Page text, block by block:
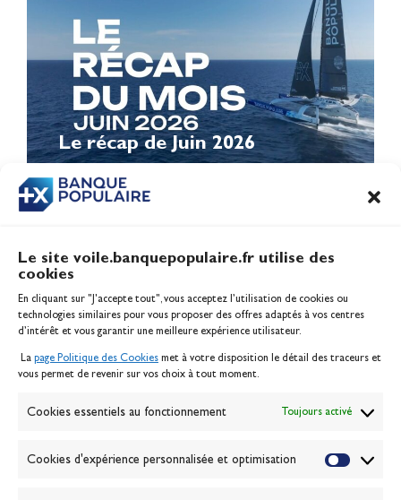
Le site voile.banquepopulaire.fr utilise des
cookies
En cliquant sur "J'accepte tout", vous acceptez l’utilisation de cookies ou
technologies similaires pour vous proposer des offres adaptés à vos centres
d’intérêt et vous garantir une meilleure expérience utilisateur.
La page Politique des Cookies met à votre disposition le détail des traceurs et
vous permet de revenir sur vos choix à tout moment.
Cookies essentiels au fonctionnement Toujours activé
Cookies d'expérience personnalisée et optimisation
Le récap de Juin 2026
Inscription serveur média
Contact
Politique des cookies
Banque de la voile
Passion Voile TV